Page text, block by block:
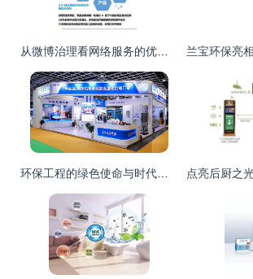
从微博治理看网络服务的优化之道
环保工程的绿色使命与时代声音